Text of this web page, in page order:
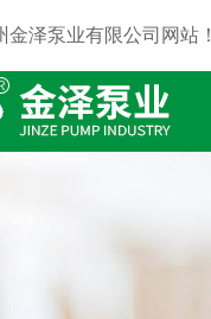
金泽泵业有限公司网站！